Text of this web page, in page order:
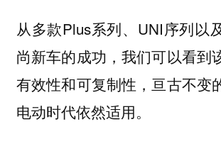
从多款Plus系列、UNI序列以
尚新车的成功，我们可以看到
有效性和可复制性，亘古不变
电动时代依然适用。